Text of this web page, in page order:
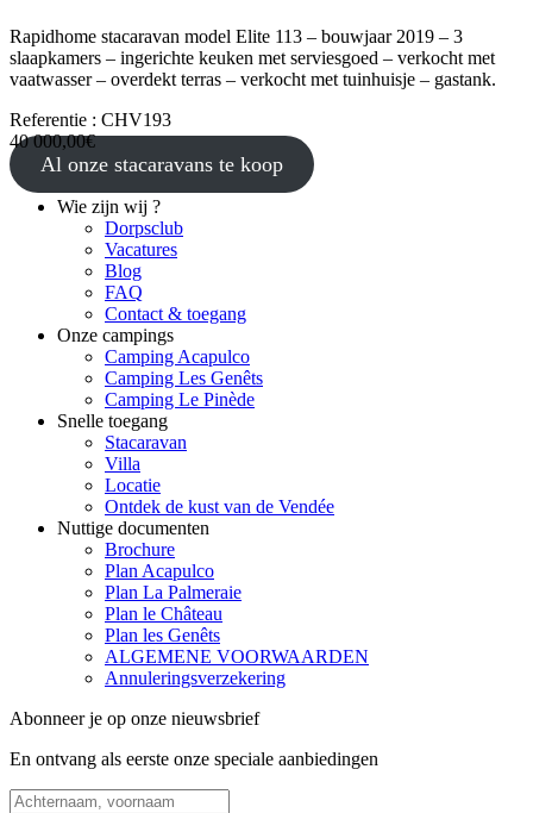
Rapidhome stacaravan model Elite 113 – bouwjaar 2019 – 3
slaapkamers – ingerichte keuken met serviesgoed – verkocht met
vaatwasser – overdekt terras – verkocht met tuinhuisje – gastank.
Referentie : CHV193
40 000,00€
Al onze stacaravans te koop
Wie zijn wij ?
Dorpsclub
Vacatures
Blog
FAQ
Contact & toegang
Onze campings
Camping Acapulco
Camping Les Genêts
Camping Le Pinède
Snelle toegang
Stacaravan
Villa
Locatie
Ontdek de kust van de Vendée
Nuttige documenten
Brochure
Plan Acapulco
Plan La Palmeraie
Plan le Château
Plan les Genêts
ALGEMENE VOORWAARDEN
Annuleringsverzekering
Abonneer je op onze nieuwsbrief
En ontvang als eerste onze speciale aanbiedingen